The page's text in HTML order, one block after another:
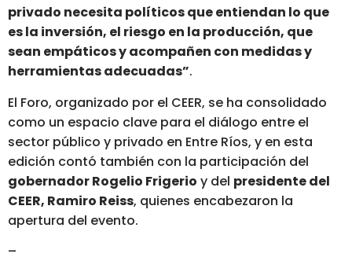
privado necesita políticos que entiendan lo que
es la inversión, el riesgo en la producción, que
sean empáticos y acompañen con medidas y
herramientas adecuadas”.
El Foro, organizado por el CEER, se ha consolidado
como un espacio clave para el diálogo entre el
sector público y privado en Entre Ríos, y en esta
edición contó también con la participación del
gobernador Rogelio Frigerio y del presidente del
CEER, Ramiro Reiss, quienes encabezaron la
apertura del evento.
–